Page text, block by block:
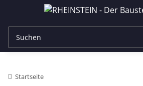
Startseite